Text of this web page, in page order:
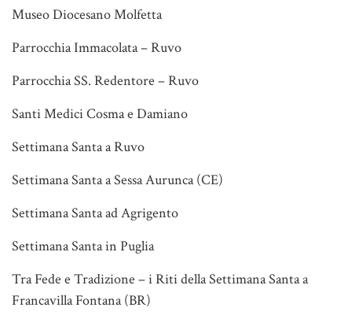
Museo Diocesano Molfetta
Parrocchia Immacolata – Ruvo
Parrocchia SS. Redentore – Ruvo
Santi Medici Cosma e Damiano
Settimana Santa a Ruvo
Settimana Santa a Sessa Aurunca (CE)
Settimana Santa ad Agrigento
Settimana Santa in Puglia
Tra Fede e Tradizione – i Riti della Settimana Santa a
Francavilla Fontana (BR)